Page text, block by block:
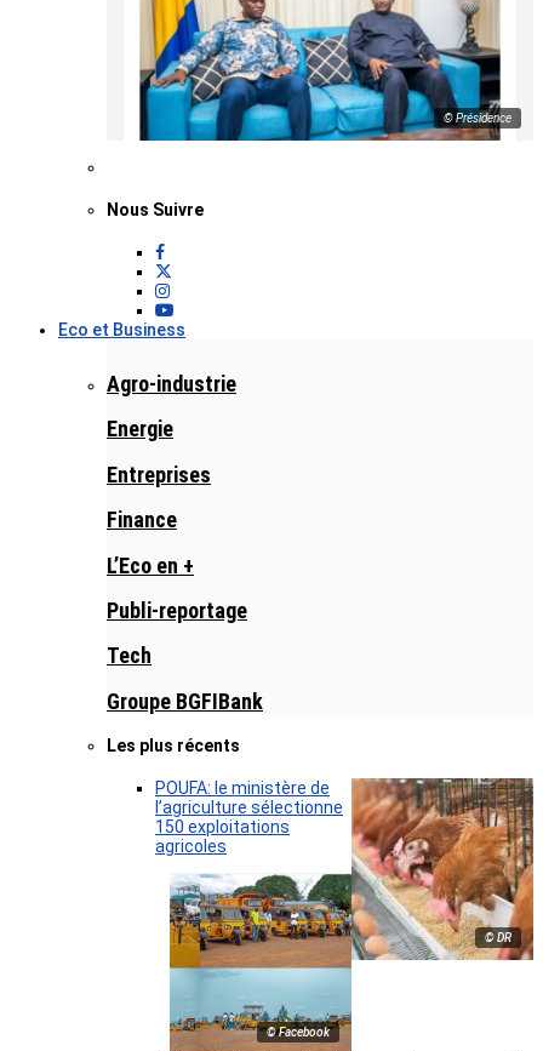
© Présidence
Nous Suivre
Eco et Business
Agro-industrie
Energie
Entreprises
Finance
L’Eco en +
Publi-reportage
Tech
Groupe BGFIBank
Les plus récents
© DR
POUFA: le ministère de
l’agriculture sélectionne
150 exploitations
agricoles
© Facebook